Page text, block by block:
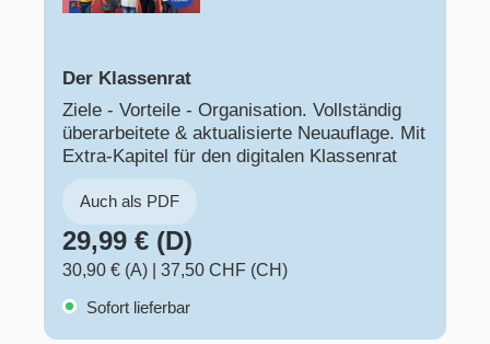
Der Klassenrat
Ziele - Vorteile - Organisation. Vollständig
überarbeitete & aktualisierte Neuauflage. Mit
Extra-Kapitel für den digitalen Klassenrat
Auch als PDF
29,99 € (D)
30,90 € (A)
37,50 CHF (CH)
Sofort lieferbar